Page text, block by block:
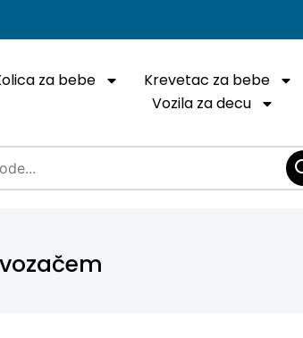
za bebe
Krevetac za bebe
Vozila za decu